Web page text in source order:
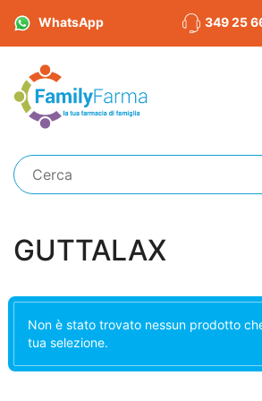
WhatsApp 349 25
GUTTALAX
Non è stato trovato nessun prodotto
tua selezione.